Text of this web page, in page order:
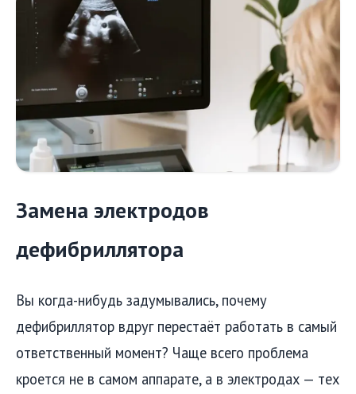
Замена электродов
дефибриллятора
Вы когда-нибудь задумывались, почему
дефибриллятор вдруг перестаёт работать в самый
ответственный момент? Чаще всего проблема
кроется не в самом аппарате, а в электродах — тех